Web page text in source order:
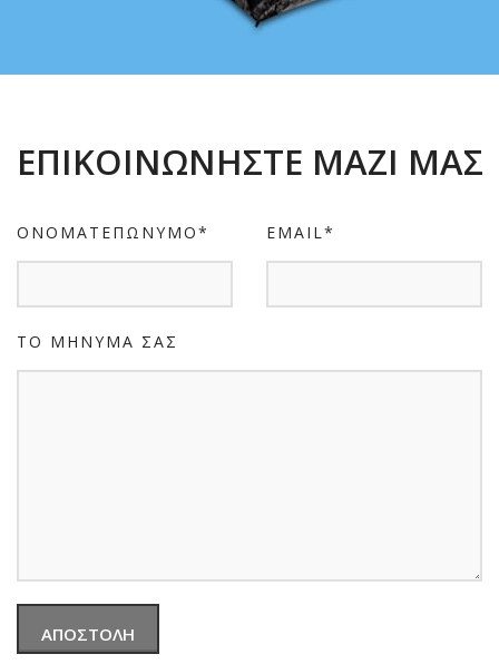
ΕΠΙΚΟΙΝΩΝΗΣΤΕ ΜΑΖΙ ΜΑΣ
ΟΝΟΜΑΤΕΠΩΝΥΜΟ* EMAIL*
ΤΟ ΜΗΝΥΜΑ ΣΑΣ